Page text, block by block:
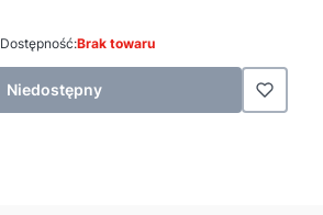
Dostępność:Brak towaru
Niedostępny